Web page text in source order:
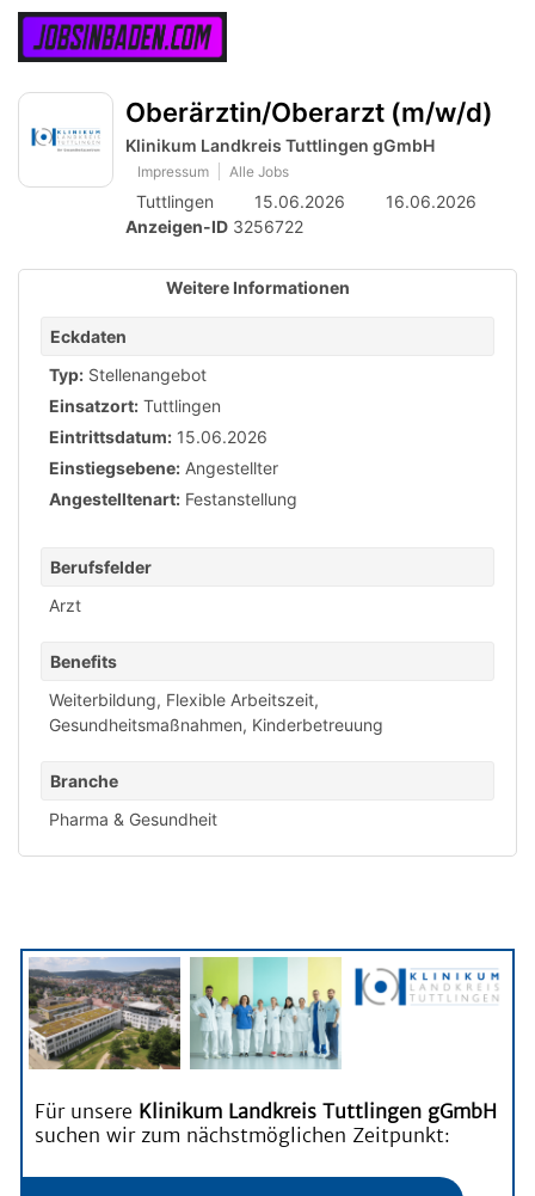
Accessibility
Modus
aktivieren
zur
zum
von
mobilem
Endgerät
Oberärztin/Oberarzt (m/w/d)
Klinikum Landkreis Tuttlingen gGmbH
Impressum Alle Jobs
Tuttlingen 15.06.2026
16.06.2026
Anzeigen-ID 3256722
Weitere Informationen
Eckdaten
Typ: Stellenangebot
Einsatzort: Tuttlingen
Eintrittsdatum: 15.06.2026
Einstiegsebene: Angestellter
Angestelltenart: Festanstellung
Berufsfelder
Arzt
Benefits
Weiterbildung, Flexible Arbeitszeit,
Gesundheitsmaßnahmen, Kinderbetreuung
Branche
Pharma & Gesundheit